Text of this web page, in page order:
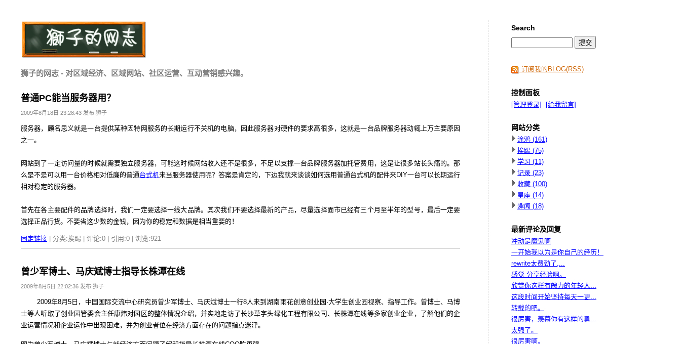
狮子的网志 - 对区域经济、区域网站、社区运营、互动营销感兴趣。
普通PC能当服务器用？
2009年8月18日 23:28:43 发布:狮子
服务器，顾名思义就是一台提供某种因特网服务的长期运行不关机的电脑，因此服务器对硬件的要求高很多，这就是一台品牌服务器动辄上万主要原因
之一。
网站到了一定访问量的时候就需要独立服务器，可能这时候网站收入还不是很多，不足以支撑一台品牌服务器加托管费用，这是让很多站长头痛的。那
么是不是可以用一台价格相对低廉的普通台式机来当服务器使用呢？答案是肯定的，下边我就来谈谈如何选用普通台式机的配件来DIY一台可以长期运行
相对稳定的服务器。
首先在各主要配件的品牌选择时，我们一定要选择一线大品牌。其次我们不要选择最新的产品，尽量选择面市已经有三个月至半年的型号，最后一定要
选择正品行货。不要省这少数的金钱，因为你的稳定和数据是相当重要的！
固定链接 | 分类:挨踢 | 评论:0 | 引用:0 | 浏览:921
曾少军博士、马庆斌博士指导长株潭在线
2009年8月5日 22:02:36 发布:狮子
2009年8月5日，中国国际交流中心研究员曾少军博士、马庆斌博士一行8人来到湖南雨花创意创业园·大学生创业园视察、指导工作。曾博士、马博
士等人听取了创业园管委会主任康炜对园区的整体情况介绍，并实地走访了长沙草字头绿化工程有限公司、长株潭在线等多家创业企业，了解他们的企
业运营情况和企业运作中出现困难，并为创业者位在经济方面存在的问题指点迷津。
Search
订阅我的BLOG(RSS)
控制面板
[管理登录] [给我留言]
网站分类
涂鸦(161)
挨踢(75)
学习 (11)
记录(23)
收藏(100)
星座(14)
趣闻 (18)
最新评论及回复
冲动是魔鬼啊
一开始我以为是你自己的经历！
rewrite太费劲了,...
感觉 分享经验啊。
欣赏你这样有魄力的年轻人...
这段时间开始坚持每天一更...
转载的吧。
很厉害，羡慕你有这样的勇...
太强了。
很厉害啊。